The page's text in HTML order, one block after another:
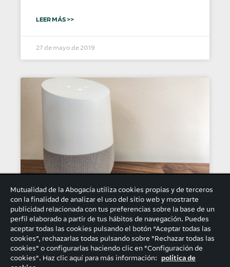
LEER MÁS >>
27 de mayo de 2019
Mutualidad de la Abogacía utiliza cookies propias y de terceros
con la finalidad de analizar el uso del sitio web y mostrarte
publicidad relacionada con tus preferencias sobre la base de un
perfil elaborado a partir de tus hábitos de navegación. Puedes
aceptar todas las cookies pulsando el botón “Aceptar todas las
cookies”, rechazarlas todas pulsando sobre "Rechazar todas las
cookies" o configurarlas haciendo clic en "Configuración de
cookies". Haz clic aquí para más información: política de